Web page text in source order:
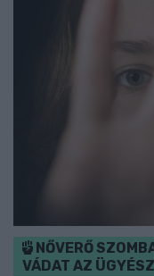
NŐVERŐ
VÁDAT AZ